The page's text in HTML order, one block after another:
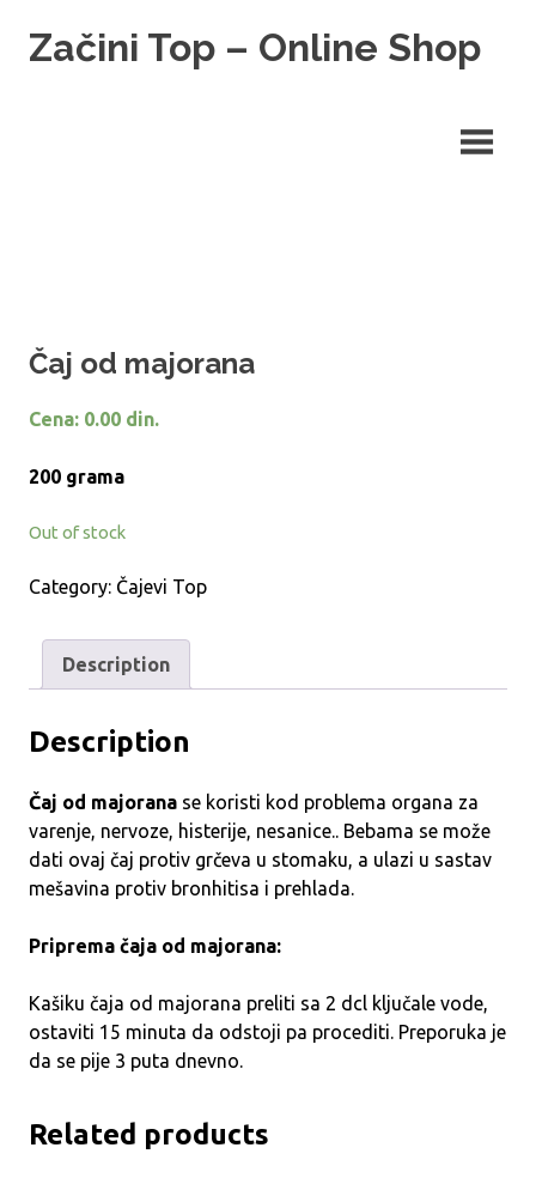
Začini Top – Online Shop
Čaj od majorana
Cena: 0.00 din.
200 grama
Out of stock
Category: Čajevi Top
Description
Description
Čaj od majorana se koristi kod problema organa za
varenje, nervoze, histerije, nesanice.. Bebama se može
dati ovaj čaj protiv grčeva u stomaku, a ulazi u sastav
mešavina protiv bronhitisa i prehlada.
Priprema čaja od majorana:
Kašiku čaja od majorana preliti sa 2 dcl ključale vode,
ostaviti 15 minuta da odstoji pa procediti. Preporuka je
da se pije 3 puta dnevno.
Related products